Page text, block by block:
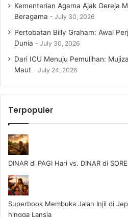
Kementerian Agama Ajak Gereja
Beragama
July 30, 2026
Pertobatan Billy Graham: Awal
Dunia
July 30, 2026
Dari ICU Menuju Pemulihan:
Maut
July 24, 2026
Terpopuler
DINAR di PAGI Hari vs. DINAR di
Superbook Membuka Jalan Injil di
hingga Lansia